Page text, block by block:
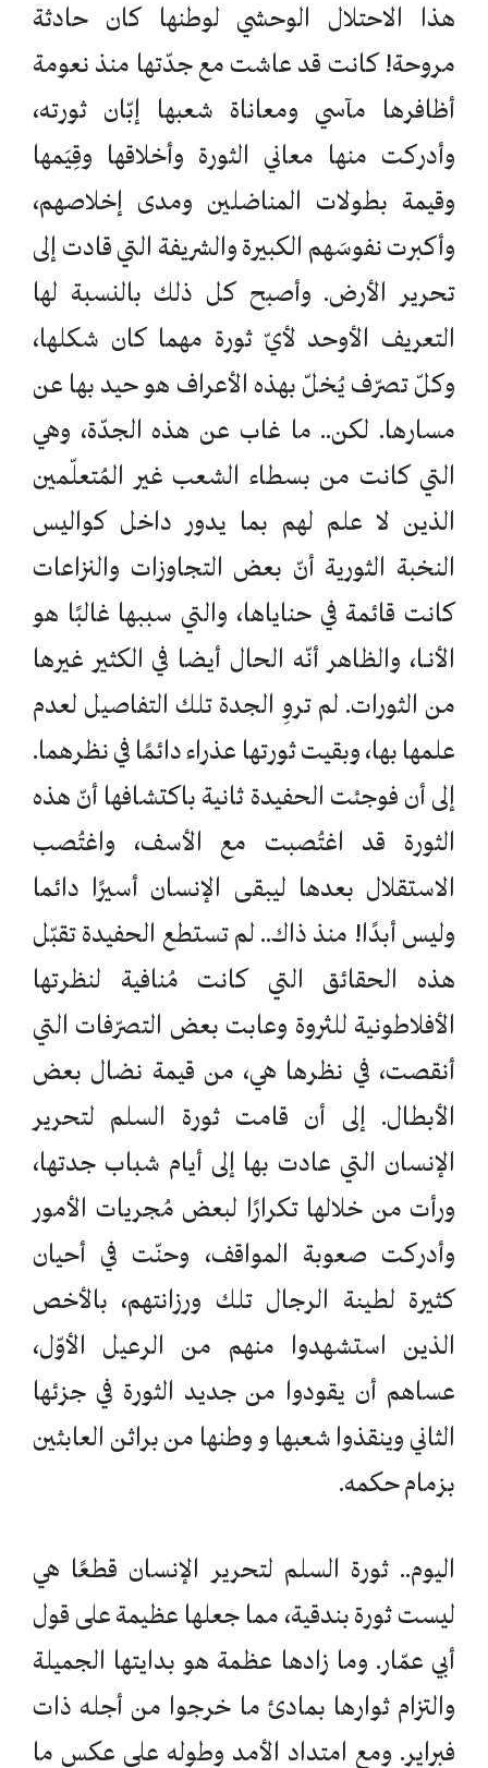
هذا الاحتلال الوحشي لوطنها كان حادثة
مروحة! كانت قد عاشت مع جدّتها منذ نعومة
أظافرها مآسي ومعاناة شعبها إبّان ثورته،
وأدركت منها معاني الثورة وأخلاقها وقِيَمها
وقيمة بطولات المناضلين ومدى إخلاصهم،
وأكبرت نفوسَهم الكبيرة والشريفة التي قادت إلى
تحرير الأرض. وأصبح كل ذلك بالنسبة لها
التعريف الأوحد لأيّ ثورة مهما كان شكلها،
وكلّ تصرّف يُخلّ بهذه الأعراف هو حيد بها عن
مسارها. لكن.. ما غاب عن هذه الجدّة، وهي
التي كانت من بسطاء الشعب غير المُتعلّمين
الذين لا علم لهم بما يدور داخل كواليس
النخبة الثورية أنّ بعض التجاوزات والنزاعات
كانت قائمة في حناياها، والتي سببها غالبًا هو
الأنـا، والظاهر أنّه الحال أيضا في الكثير غيرها
من الثورات. لم تروِ الجدة تلك التفاصيل لعدم
علمها بها، وبقيت ثورتها عذراء دائمًا في نظرهما.
إلى أن فوجئت الحفيدة ثانية باكتشافها أنّ هذه
الثورة قد اغتُصبت مع الأسف، واغتُصب
الاستقلال بعدها ليبقى الإنسان أسيرًا دائما
وليس أبدًا! منذ ذاك.. لم تستطع الحفيدة تقبّل
هذه الحقائق التي كانت مُنافية لنظرتها
الأفلاطونية للثروة وعابت بعض التصرّفات التي
أنقصت، في نظرها هي، من قيمة نضال بعض
الأبطال. إلى أن قامت ثورة السلم لتحرير
الإنسان التي عادت بها إلى أيام شباب جدتها،
ورأت من خلالها تكرارًا لبعض مُجريات الأمور
وأدركت صعوبة المواقف، وحنّت في أحيان
كثيرة لطينة الرجال تلك ورزانتهم، بالأخص
الذين استشهدوا منهم من الرعيل الأوّل،
عساهم أن يقودوا من جديد الثورة في جزئها
الثاني وينقذوا شعبها و وطنها من براثن العابثين
بزمام حكمه.
اليوم.. ثورة السلم لتحرير الإنسان قطعًا هي
ليست ثورة بندقية، مما جعلها عظيمة على قول
أبي عمّار. وما زادها عظمة هو بدايتها الجميلة
والتزام ثوارها بمادئ ما خرجوا من أجله ذات
فبراير. ومع امتداد الأمد وطوله على عكس ما